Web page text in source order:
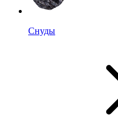
Снуды